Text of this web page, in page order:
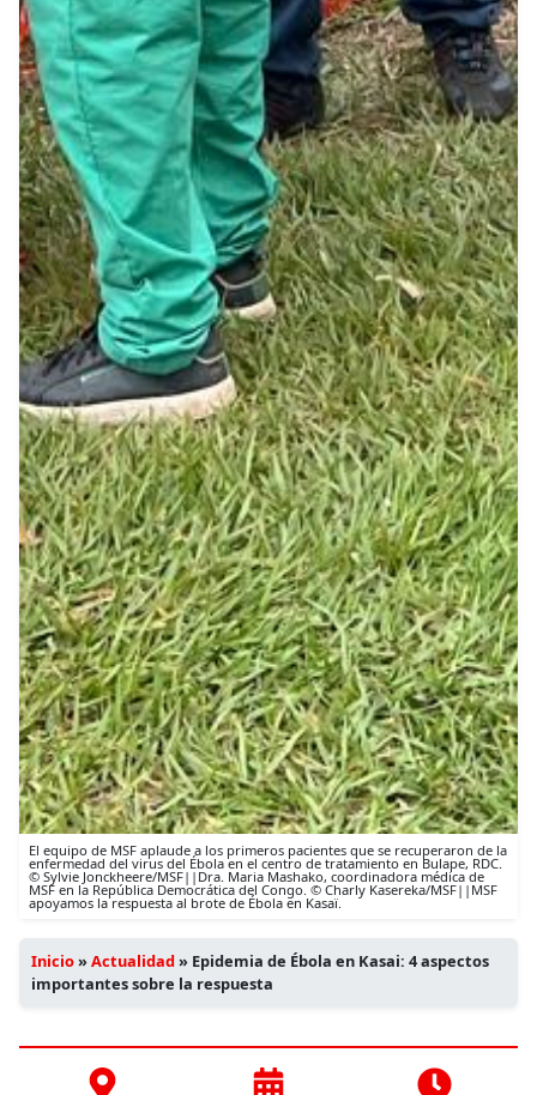
El equipo de MSF aplaude a los primeros pacientes que se recuperaron de la
enfermedad del virus del Ébola en el centro de tratamiento en Bulape, RDC.
© Sylvie Jonckheere/MSF||Dra. Maria Mashako, coordinadora médica de
MSF en la República Democrática del Congo. © Charly Kasereka/MSF||MSF
apoyamos la respuesta al brote de Ébola en Kasaï.
Inicio»Actualidad» Epidemia de Ébola en Kasai: 4 aspectos
importantes sobre la respuesta